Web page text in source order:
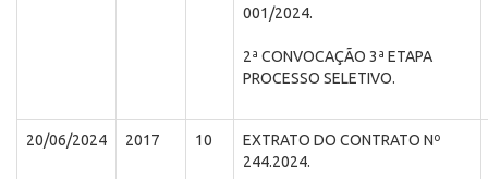
001/2024.
2ª CONVOCAÇÃO 3ª ETAPA
PROCESSO SELETIVO.
20/06/2024 2017 10
EXTRATO DO CONTRATO Nº
244.2024.